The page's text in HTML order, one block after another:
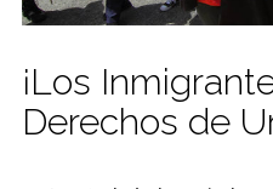
¡Los
Derechos de